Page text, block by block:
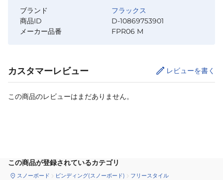
ブランド
フラックス
商品ID
D-10869753901
メーカー品番
FPR06 M
カスタマーレビュー レビューを書く
この商品のレビューはまだありません。
この商品が登録されているカテゴリ
スノーボード ビンディング(スノーボード) フリースタイル